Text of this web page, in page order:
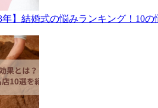
年】結婚式の悩みランキング！10